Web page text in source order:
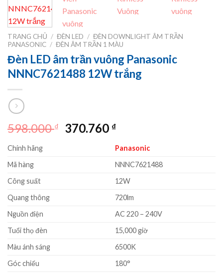
TRANG CHỦ / ĐÈN LED / ĐÈN DOWNLIGHT ÂM TRẦN
PANASONIC / ĐÈN ÂM TRẦN 1 MÀU
Đèn LED âm trần vuông Panasonic
NNNC7621488 12W trắng
598.000₫
Giá
598.000 ₫.
370.760 ₫Giá
tại
là:
370.760 ₫.
Chính hãng
Panasonic
Mã hàng
NNNC7621488
Công suất
12W
Quang thông
720lm
Nguồn điện
AC 220 – 240V
Tuổi thọ đèn
15,000 giờ
Màu ánh sáng
6500K
Góc chiếu
180°